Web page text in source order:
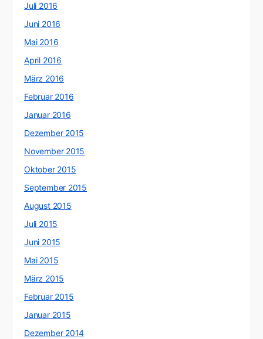
Juli 2016
Juni 2016
Mai 2016
April 2016
März 2016
Februar 2016
Januar 2016
Dezember 2015
November 2015
Oktober 2015
September 2015
August 2015
Juli 2015
Juni 2015
Mai 2015
März 2015
Februar 2015
Januar 2015
Dezember 2014